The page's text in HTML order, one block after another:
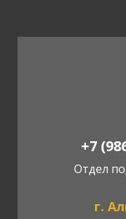
Отдел
+7
г.